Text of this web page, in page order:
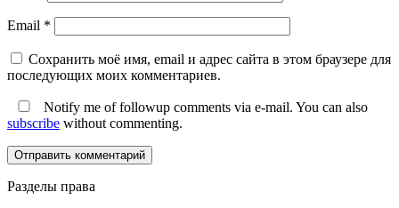
Email *
Сохранить моё имя, email и адрес сайта в этом браузере для
последующих моих комментариев.
Notify me of followup comments via e-mail. You can also
subscribe without commenting.
Разделы права